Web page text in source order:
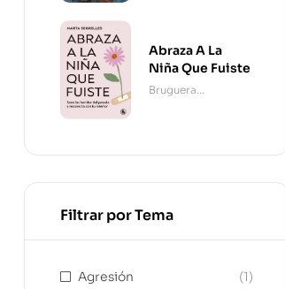
Abraza A La
Niña Que Fuiste
Bruguera
Filtrar por Tema
Agresión
(1)